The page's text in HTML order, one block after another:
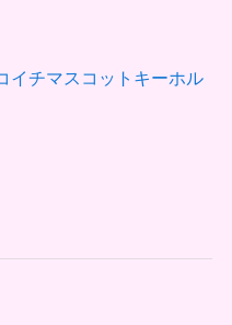
イチマスコットキーホル